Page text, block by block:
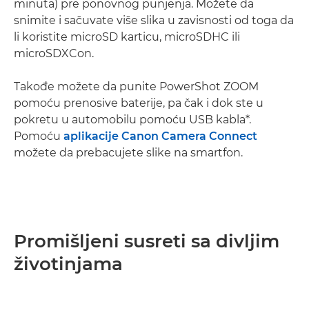
minuta) pre ponovnog punjenja. Možete da
snimite i sačuvate više slika u zavisnosti od toga da
li koristite microSD karticu, microSDHC ili
microSDXCon.
Takođe možete da punite PowerShot ZOOM
pomoću prenosive baterije, pa čak i dok ste u
pokretu u automobilu pomoću USB kabla*.
Pomoću aplikacije Canon Camera Connect
možete da prebacujete slike na smartfon.
Promišljeni susreti sa divljim
životinjama